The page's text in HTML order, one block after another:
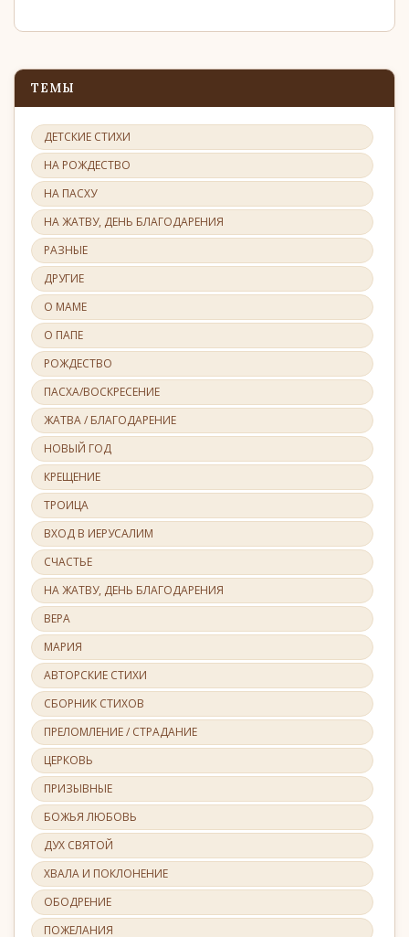
ТЕМЫ
ДЕТСКИЕ СТИХИ
НА РОЖДЕСТВО
НА ПАСХУ
НА ЖАТВУ, ДЕНЬ БЛАГОДАРЕНИЯ
РАЗНЫЕ
ДРУГИЕ
О МАМЕ
О ПАПЕ
РОЖДЕСТВО
ПАСХА/ВОСКРЕСЕНИЕ
ЖАТВА / БЛАГОДАРЕНИЕ
НОВЫЙ ГОД
КРЕЩЕНИЕ
ТРОИЦА
ВХОД В ИЕРУСАЛИМ
СЧАСТЬЕ
НА ЖАТВУ, ДЕНЬ БЛАГОДАРЕНИЯ
ВЕРА
МАРИЯ
АВТОРСКИЕ СТИХИ
СБОРНИК СТИХОВ
ПРЕЛОМЛЕНИЕ / СТРАДАНИЕ
ЦЕРКОВЬ
ПРИЗЫВНЫЕ
БОЖЬЯ ЛЮБОВЬ
ДУХ СВЯТОЙ
ХВАЛА И ПОКЛОНЕНИЕ
ОБОДРЕНИЕ
ПОЖЕЛАНИЯ